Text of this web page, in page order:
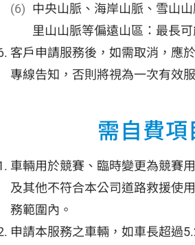
中央山脈、海岸山脈、雪山
里山山脈等偏遠山區：最長可
客戶申請服務後，如需取消，應
專線告知，否則將視為一次有效服
需自費項
車輛用於競賽、臨時變更為競賽
及其他不符合本公司道路救援使
務範圍內。
申請本服務之車輛，如車長超過